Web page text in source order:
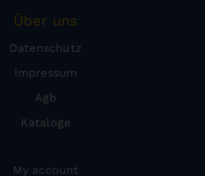
Über uns
Datenschutz
Impressum
Agb
Kataloge
My account